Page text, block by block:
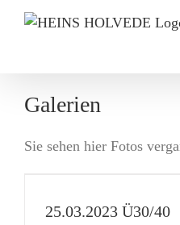
Zum
Galerien
Sie sehen hier Fotos
25.03.2023 Ü30/40
Disco Galerie Ü30/40